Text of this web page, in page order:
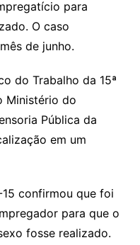
para
O caso
de junho.
do Trabalho da 15ª
Ministério do
Pública da
em um
confirmou que foi
para que o
fosse realizado.